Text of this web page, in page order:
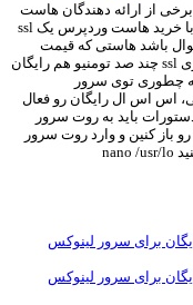
از ارائه دهندگان هاست
وردپرس داخل پلن بندی هاشون نوشتن که با خرید هاست وردپرس یک ssl
باشد هاستی که قیمت
ماهانش فرضا 10 هزار تومن هستش چطوری ssl چند صد تومنیو هم رایگان
توی سرور
اس اس ال رایگان رو فعال
باید به روت سرور
کنین و وارد روت سرور
برای سرور لینوکس
برای سرور لینوکس